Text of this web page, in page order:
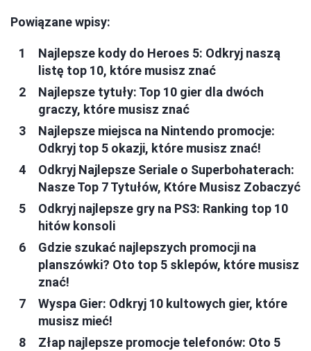
Powiązane wpisy:
Najlepsze kody do Heroes 5: Odkryj naszą
listę top 10, które musisz znać
Najlepsze tytuły: Top 10 gier dla dwóch
graczy, które musisz znać
Najlepsze miejsca na Nintendo promocje:
Odkryj top 5 okazji, które musisz znać!
Odkryj Najlepsze Seriale o Superbohaterach:
Nasze Top 7 Tytułów, Które Musisz Zobaczyć
Odkryj najlepsze gry na PS3: Ranking top 10
hitów konsoli
Gdzie szukać najlepszych promocji na
planszówki? Oto top 5 sklepów, które musisz
znać!
Wyspa Gier: Odkryj 10 kultowych gier, które
musisz mieć!
Złap najlepsze promocje telefonów: Oto 5